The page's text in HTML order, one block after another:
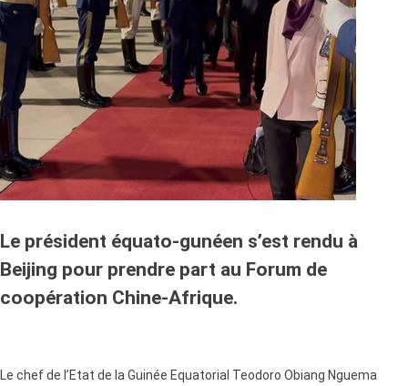
Le président équato-gunéen s’est rendu à
Beijing pour prendre part au Forum de
coopération Chine-Afrique.
Le chef de l’Etat de la Guinée Equatorial Teodoro Obiang Nguema